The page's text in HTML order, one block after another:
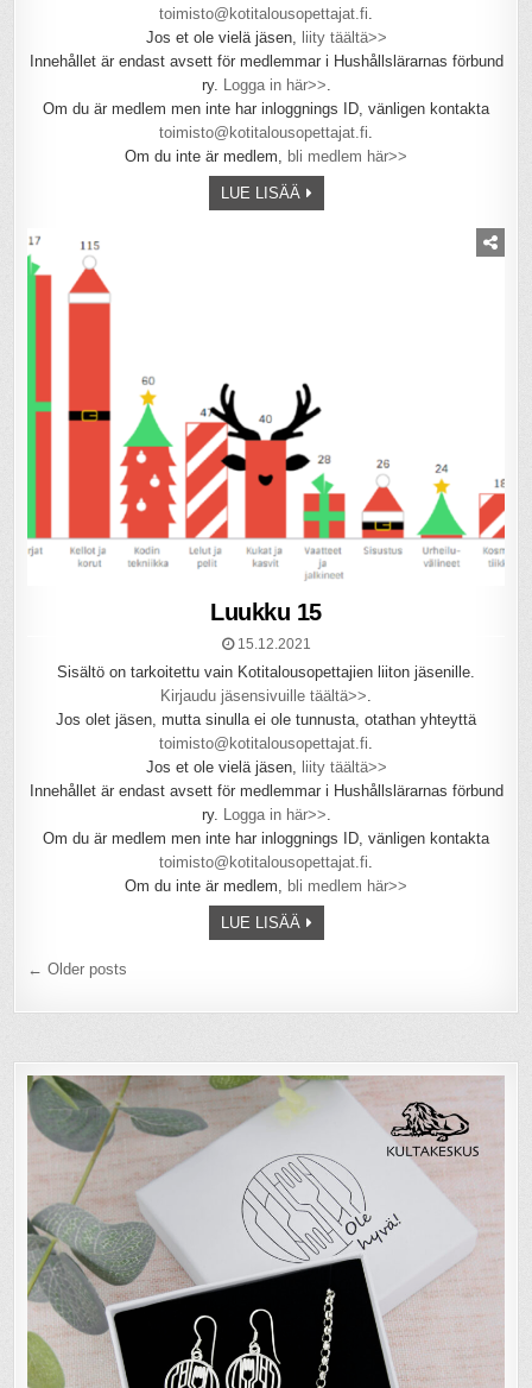
toimisto@kotitalousopettajat.fi
Jos et ole vielä jäsen, liity täältä>>
Innehållet är endast avsett för medlemmar i Hushållslärarnas förbund
ry. Logga in här>>
Om du är medlem men inte har inloggnings ID, vänligen kontakta
toimisto@kotitalousopettajat.fi
Om du inte är medlem, bli medlem här>>
LUE LISÄÄ
Luukku 15
15.12.2021
Sisältö on tarkoitettu vain Kotitalousopettajien liiton jäsenille.
Kirjaudu jäsensivuille täältä>>
Jos olet jäsen, mutta sinulla ei ole tunnusta, otathan yhteyttä
toimisto@kotitalousopettajat.fi
Jos et ole vielä jäsen,
liity täältä>>
Innehållet är endast avsett för medlemmar i Hushållslärarnas förbund
ry.
Logga in här>>
Om du är medlem men inte har inloggnings ID, vänligen kontakta
toimisto@kotitalousopettajat.fi
Om du inte är medlem,
bli medlem här>>
LUE LISÄÄ
Artikkelien
selaus
← Older posts